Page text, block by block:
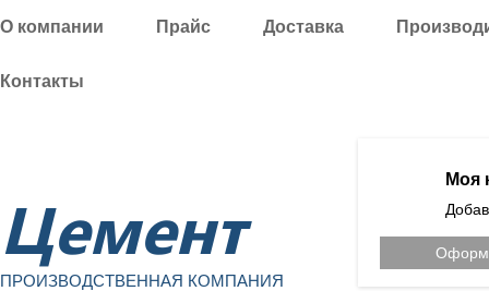
О компании Прайс Доставка
Контакты
Цемент
ПРОИЗВОДСТВЕННАЯ КОМПАНИЯ
Моя